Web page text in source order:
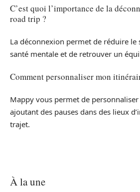
C’est quoi l’importance de la
road trip ?
La déconnexion permet de réduire le
santé mentale et de retrouver un
Comment personnaliser mon
Mappy vous permet de
ajoutant des pauses dans des lieux
trajet.
À la une